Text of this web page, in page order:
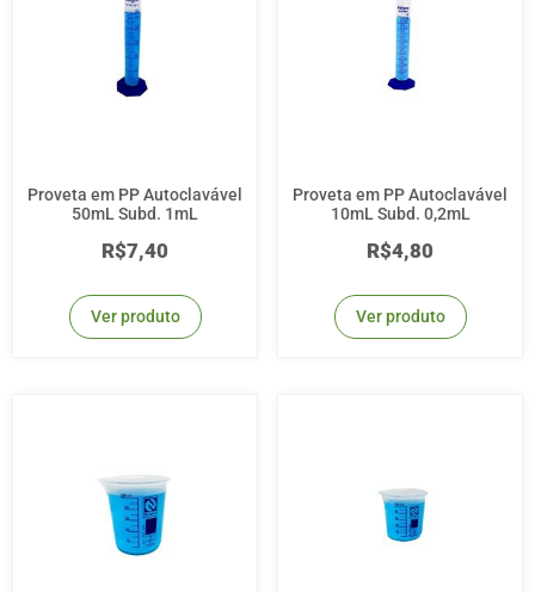
Proveta em PP Autoclavável
50mL Subd. 1mL
R$7,40
Ver produto
Proveta em PP Autoclavável
10mL Subd. 0,2mL
R$4,80
Ver produto